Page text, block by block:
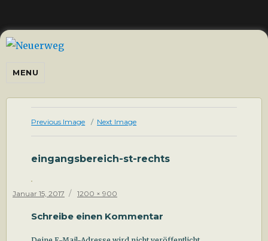
Neuerweg
MENU
Previous Image Next Image
eingangsbereich-st-rechts
Posted
Januar 15, 2017
Full
1200 × 900
Schreibe einen Kommentar